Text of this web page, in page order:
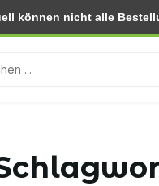
von 30 Tagen
können nicht alle